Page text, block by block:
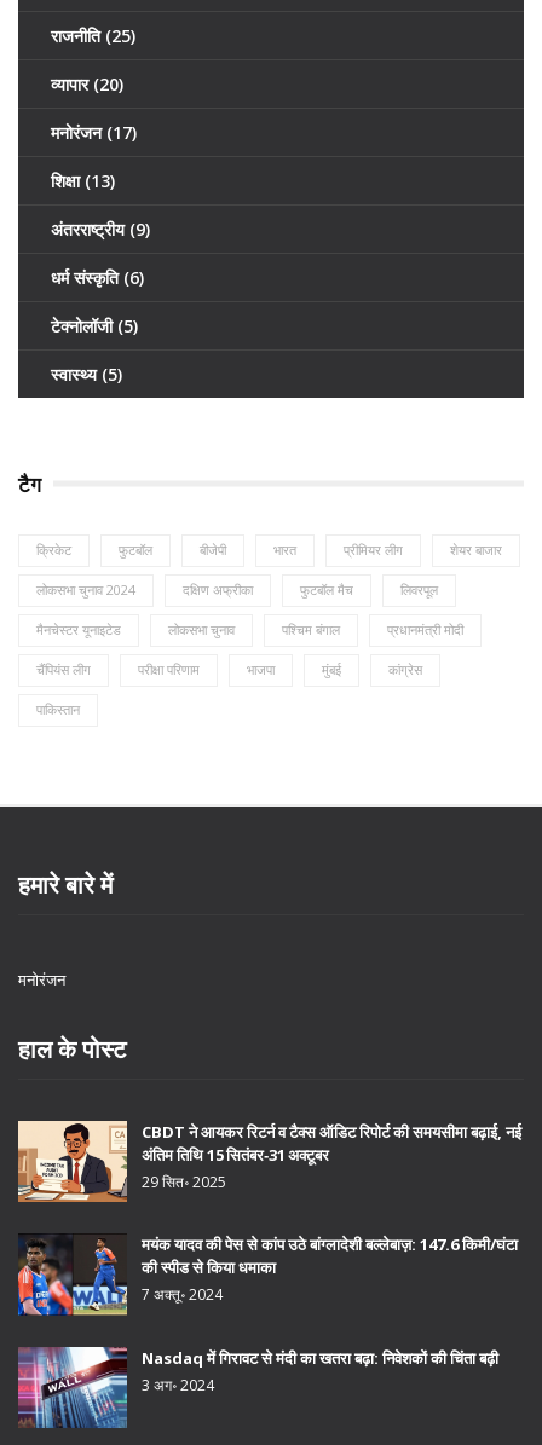
राजनीति (25)
व्यापार (20)
मनोरंजन (17)
शिक्षा (13)
अंतरराष्ट्रीय (9)
धर्म संस्कृति (6)
टेक्नोलॉजी (5)
स्वास्थ्य (5)
टैग
क्रिकेट फुटबॉल बीजेपी भारत प्रीमियर लीग शेयर बाजार
लोकसभा चुनाव 2024 दक्षिण अफ्रीका फुटबॉल मैच लिवरपूल
मैनचेस्टर यूनाइटेड लोकसभा चुनाव पश्चिम बंगाल प्रधानमंत्री मोदी
चैंपियंस लीग परीक्षा परिणाम भाजपा मुंबई कांग्रेस
पाकिस्तान
हमारे बारे में
मनोरंजन
हाल के पोस्ट
CBDT ने आयकर रिटर्न व टैक्स ऑडिट रिपोर्ट की समयसीमा बढ़ाई, नई
अंतिम तिथि 15 सितंबर‑31 अक्टूबर
29 सित॰ 2025
मयंक यादव की पेस से कांप उठे बांग्लादेशी बल्लेबाज़: 147.6 किमी/घंटा
की स्पीड से किया धमाका
7 अक्तू॰ 2024
Nasdaq में गिरावट से मंदी का खतरा बढ़ा: निवेशकों की चिंता बढ़ी
3 अग॰ 2024